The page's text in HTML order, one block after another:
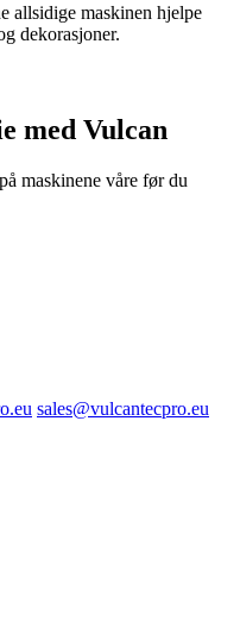
allsidige maskinen hjelpe
dekorasjoner.
med Vulcan
maskinene våre før du
sales@vulcantecpro.eu